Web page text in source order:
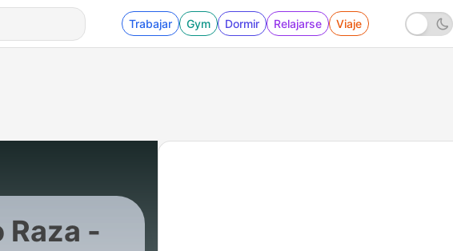
Trabajar Gym Dormir Relajarse Viaje
Raza -